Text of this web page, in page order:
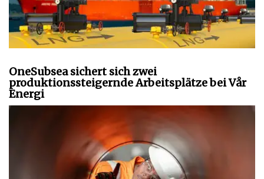
OneSubsea sichert sich zwei
produktionssteigernde Arbeitsplätze bei Vår
Energi